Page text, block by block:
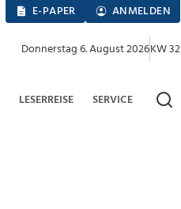
E-PAPER ANMELDEN
Donnerstag 6. August 2026KW 32
LESERREISE SERVICE